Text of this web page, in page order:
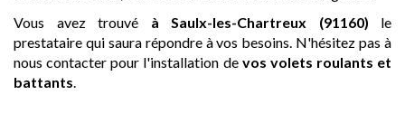
Vous avez trouvé à Saulx-les-Chartreux (91160) le
prestataire qui saura répondre à vos besoins. N'hésitez pas à
nous contacter pour l'installation de vos volets roulants et
battants.